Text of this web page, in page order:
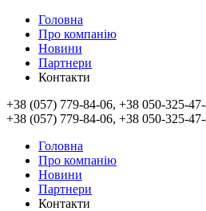
Головна
Про компанію
Новини
Партнери
Контакти
+38 (057) 779-84-06, +38 050-325-
+38 (057) 779-84-06, +38 050-325-
Головна
Про компанію
Новини
Партнери
Контакти